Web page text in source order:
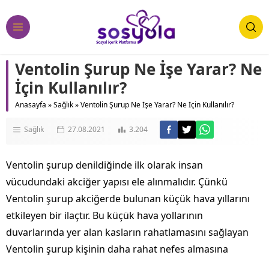
Ventolin Şurup Ne İşe Yarar? Ne
İçin Kullanılır?
Anasayfa »Sağlık»Ventolin Şurup Ne İşe Yarar? Ne İçin Kullanılır?
Sağlık 27.08.2021 3.204
Ventolin şurup denildiğinde ilk olarak insan
vücudundaki akciğer yapısı ele alınmalıdır. Çünkü
Ventolin şurup akciğerde bulunan küçük hava yıllarını
etkileyen bir ilaçtır. Bu küçük hava yollarının
duvarlarında yer alan kasların rahatlamasını sağlayan
Ventolin şurup kişinin daha rahat nefes almasına